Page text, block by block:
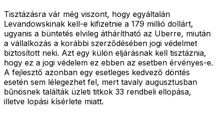
Tisztázásra vár még viszont, hogy egyáltalán
Levandowskinak kell-e kifizetnie a 179 millió dollárt,
ugyanis a büntetés elvileg áthárítható az Uberre, miután
a vállalkozás a korábbi szerződésében jogi védelmet
biztosított neki. Azt egy külön eljárásnak kell tisztáznia,
hogy ez a jogi védelem ez ebben az esetben érvényes-e.
A fejlesztő azonban egy esetleges kedvező döntés
esetén sem lélegezhet fel, mert tavaly augusztusban
bűnösnek találták üzleti titkok 33 rendbeli ellopása,
illetve lopási kísérlete miatt.